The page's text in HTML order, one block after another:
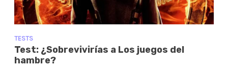
TESTS
Test: ¿Sobrevivirías a Los juegos del
hambre?